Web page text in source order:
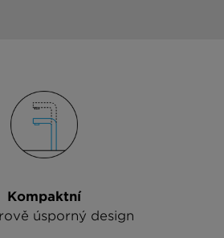
Kompaktní
úsporný design